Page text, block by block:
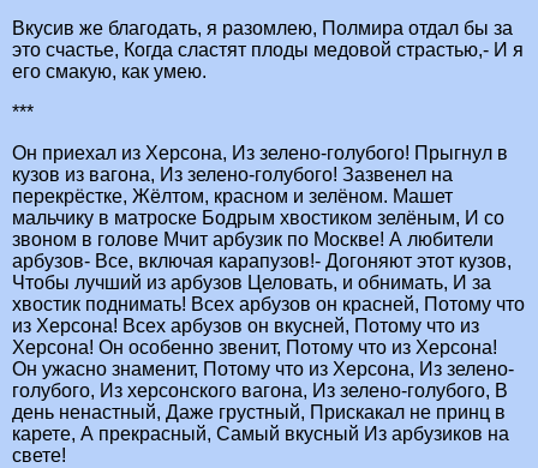
Вкусив же благодать, я разомлею, Полмира отдал бы за
это счастье, Когда сластят плоды медовой страстью,- И я
его смакую, как умею.
***
Он приехал из Херсона, Из зелено-голубого! Прыгнул в
кузов из вагона, Из зелено-голубого! Зазвенел на
перекрёстке, Жёлтом, красном и зелёном. Машет
мальчику в матроске Бодрым хвостиком зелёным, И со
звоном в голове Мчит арбузик по Москве! А любители
арбузов- Все, включая карапузов!- Догоняют этот кузов,
Чтобы лучший из арбузов Целовать, и обнимать, И за
хвостик поднимать! Всех арбузов он красней, Потому что
из Херсона! Всех арбузов он вкусней, Потому что из
Херсона! Он особенно звенит, Потому что из Херсона!
Он ужасно знаменит, Потому что из Херсона, Из зелено-
голубого, Из херсонского вагона, Из зелено-голубого, В
день ненастный, Даже грустный, Прискакал не принц в
карете, А прекрасный, Самый вкусный Из арбузиков на
свете!